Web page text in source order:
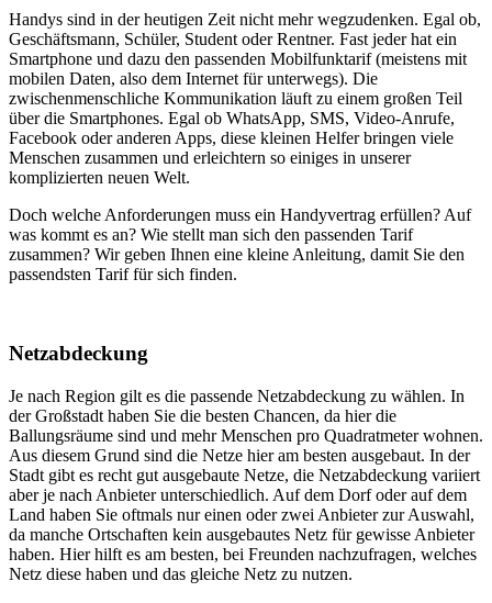
Handys sind in der heutigen Zeit nicht mehr wegzudenken. Egal ob,
Geschäftsmann, Schüler, Student oder Rentner. Fast jeder hat ein
Smartphone und dazu den passenden Mobilfunktarif (meistens mit
mobilen Daten, also dem Internet für unterwegs). Die
zwischenmenschliche Kommunikation läuft zu einem großen Teil
über die Smartphones. Egal ob WhatsApp, SMS, Video-Anrufe,
Facebook oder anderen Apps, diese kleinen Helfer bringen viele
Menschen zusammen und erleichtern so einiges in unserer
komplizierten neuen Welt.
Doch welche Anforderungen muss ein Handyvertrag erfüllen? Auf
was kommt es an? Wie stellt man sich den passenden Tarif
zusammen? Wir geben Ihnen eine kleine Anleitung, damit Sie den
passendsten Tarif für sich finden.
Netzabdeckung
Je nach Region gilt es die passende Netzabdeckung zu wählen. In
der Großstadt haben Sie die besten Chancen, da hier die
Ballungsräume sind und mehr Menschen pro Quadratmeter wohnen.
Aus diesem Grund sind die Netze hier am besten ausgebaut. In der
Stadt gibt es recht gut ausgebaute Netze, die Netzabdeckung variiert
aber je nach Anbieter unterschiedlich. Auf dem Dorf oder auf dem
Land haben Sie oftmals nur einen oder zwei Anbieter zur Auswahl,
da manche Ortschaften kein ausgebautes Netz für gewisse Anbieter
haben. Hier hilft es am besten, bei Freunden nachzufragen, welches
Netz diese haben und das gleiche Netz zu nutzen.